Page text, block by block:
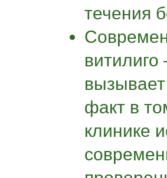
течения
витилиго
факт в
клинике